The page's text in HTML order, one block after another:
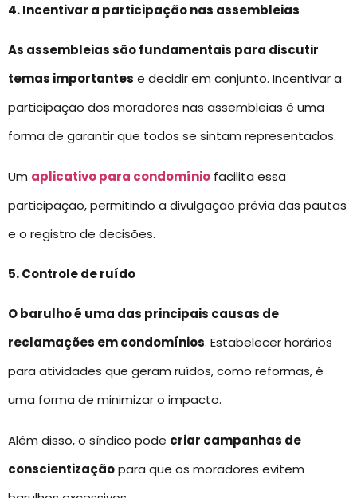
4. Incentivar a participação nas assembleias
As assembleias são fundamentais para discutir
temas importantes e decidir em conjunto. Incentivar a
participação dos moradores nas assembleias é uma
forma de garantir que todos se sintam representados.
Um aplicativo para condomínio facilita essa
participação, permitindo a divulgação prévia das pautas
e o registro de decisões.
5. Controle de ruído
O barulho é uma das principais causas de
reclamações em condomínios. Estabelecer horários
para atividades que geram ruídos, como reformas, é
uma forma de minimizar o impacto.
Além disso, o síndico pode criar campanhas de
conscientizaçãopara que os moradores evitem